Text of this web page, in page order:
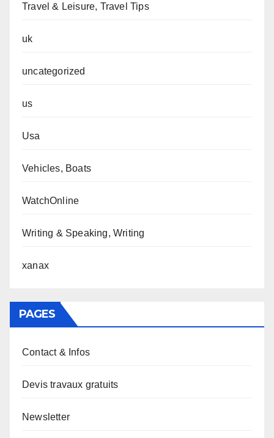
Travel & Leisure, Travel Tips
uk
uncategorized
us
Usa
Vehicles, Boats
WatchOnline
Writing & Speaking, Writing
xanax
PAGES
Contact & Infos
Devis travaux gratuits
Newsletter